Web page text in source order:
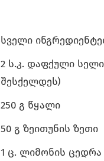
სველი
2 ს.კ. დაფქული
შესქელდეს)
250 გ წყალი
50 გ ზეითუნის ზეთი
1 ც. ლიმონის ცედრა